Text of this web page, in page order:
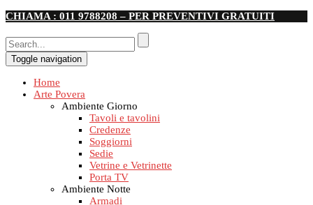
CHIAMA : 011 9788208 – PER PREVENTIVI GRATUITI
Toggle navigation
Home
Arte Povera
Ambiente Giorno
Tavoli e tavolini
Credenze
Soggiorni
Sedie
Vetrine e Vetrinette
Porta TV
Ambiente Notte
Armadi